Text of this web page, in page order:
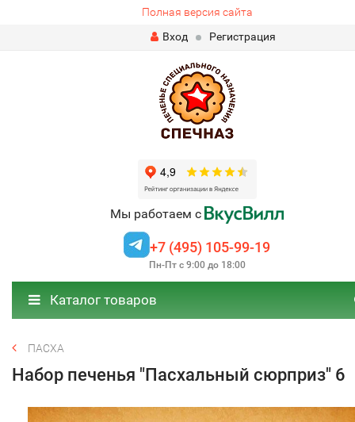
Полная версия сайта
Вход
Регистрация
Мы работаем с
+7 (495) 105-99-19
Пн-Пт с 9:00 до 18:00
Каталог товаров
ПАСХА
Набор печенья "Пасхальный сюрприз" 6